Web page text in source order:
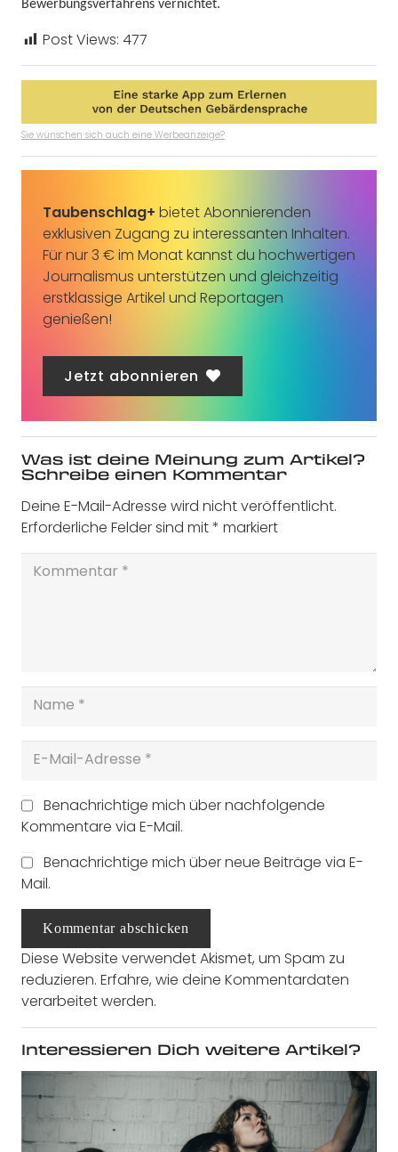
Bewerbungsverfahrens vernichtet.
Post Views: 477
Sie wünschen sich auch eine Werbeanzeige?
Taubenschlag+ bietet Abonnierenden
exklusiven Zugang zu interessanten Inhalten.
Für nur 3 € im Monat kannst du hochwertigen
Journalismus unterstützen und gleichzeitig
erstklassige Artikel und Reportagen
genießen!
Jetzt abonnieren
Was ist deine Meinung zum Artikel?
Schreibe einen Kommentar
Deine E-Mail-Adresse wird nicht veröffentlicht.
Erforderliche Felder sind mit* markiert
Benachrichtige mich über nachfolgende
Kommentare via E-Mail.
Benachrichtige mich über neue Beiträge via E-
Mail.
Kommentar abschicken
Diese Website verwendet Akismet, um Spam zu
reduzieren. Erfahre, wie deine Kommentardaten
verarbeitet werden.
Interessieren Dich weitere Artikel?